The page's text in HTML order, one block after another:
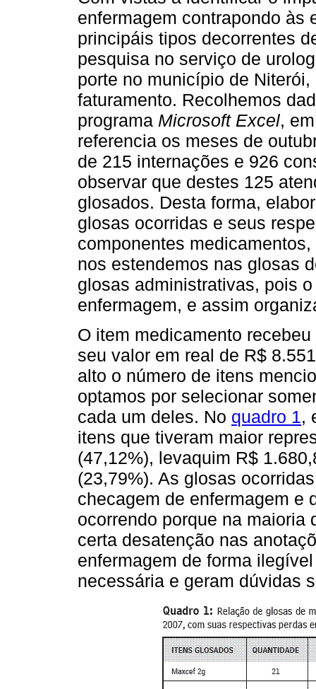
enfermagem contrapondo às
principáis tipos decorrentes
pesquisa no serviço de
porte no município de
faturamento. Recolhemos
programa Microsoft Excel,
referencia os meses de
de 215 internações e 926
observar que destes 125
glosados. Desta forma,
glosas ocorridas e seus
componentes
nos estendemos nas glosas
glosas administrativas, pois
enfermagem, e assim
O item medicamento
seu valor em real de R$
alto o número de itens
optamos por selecionar
cada um deles. No quadro 1,
itens que tiveram maior
(47,12%), levaquim R$
(23,79%). As glosas
checagem de enfermagem e
ocorrendo porque na maioria
certa desatenção nas
enfermagem de forma
necessária e geram dúvidas